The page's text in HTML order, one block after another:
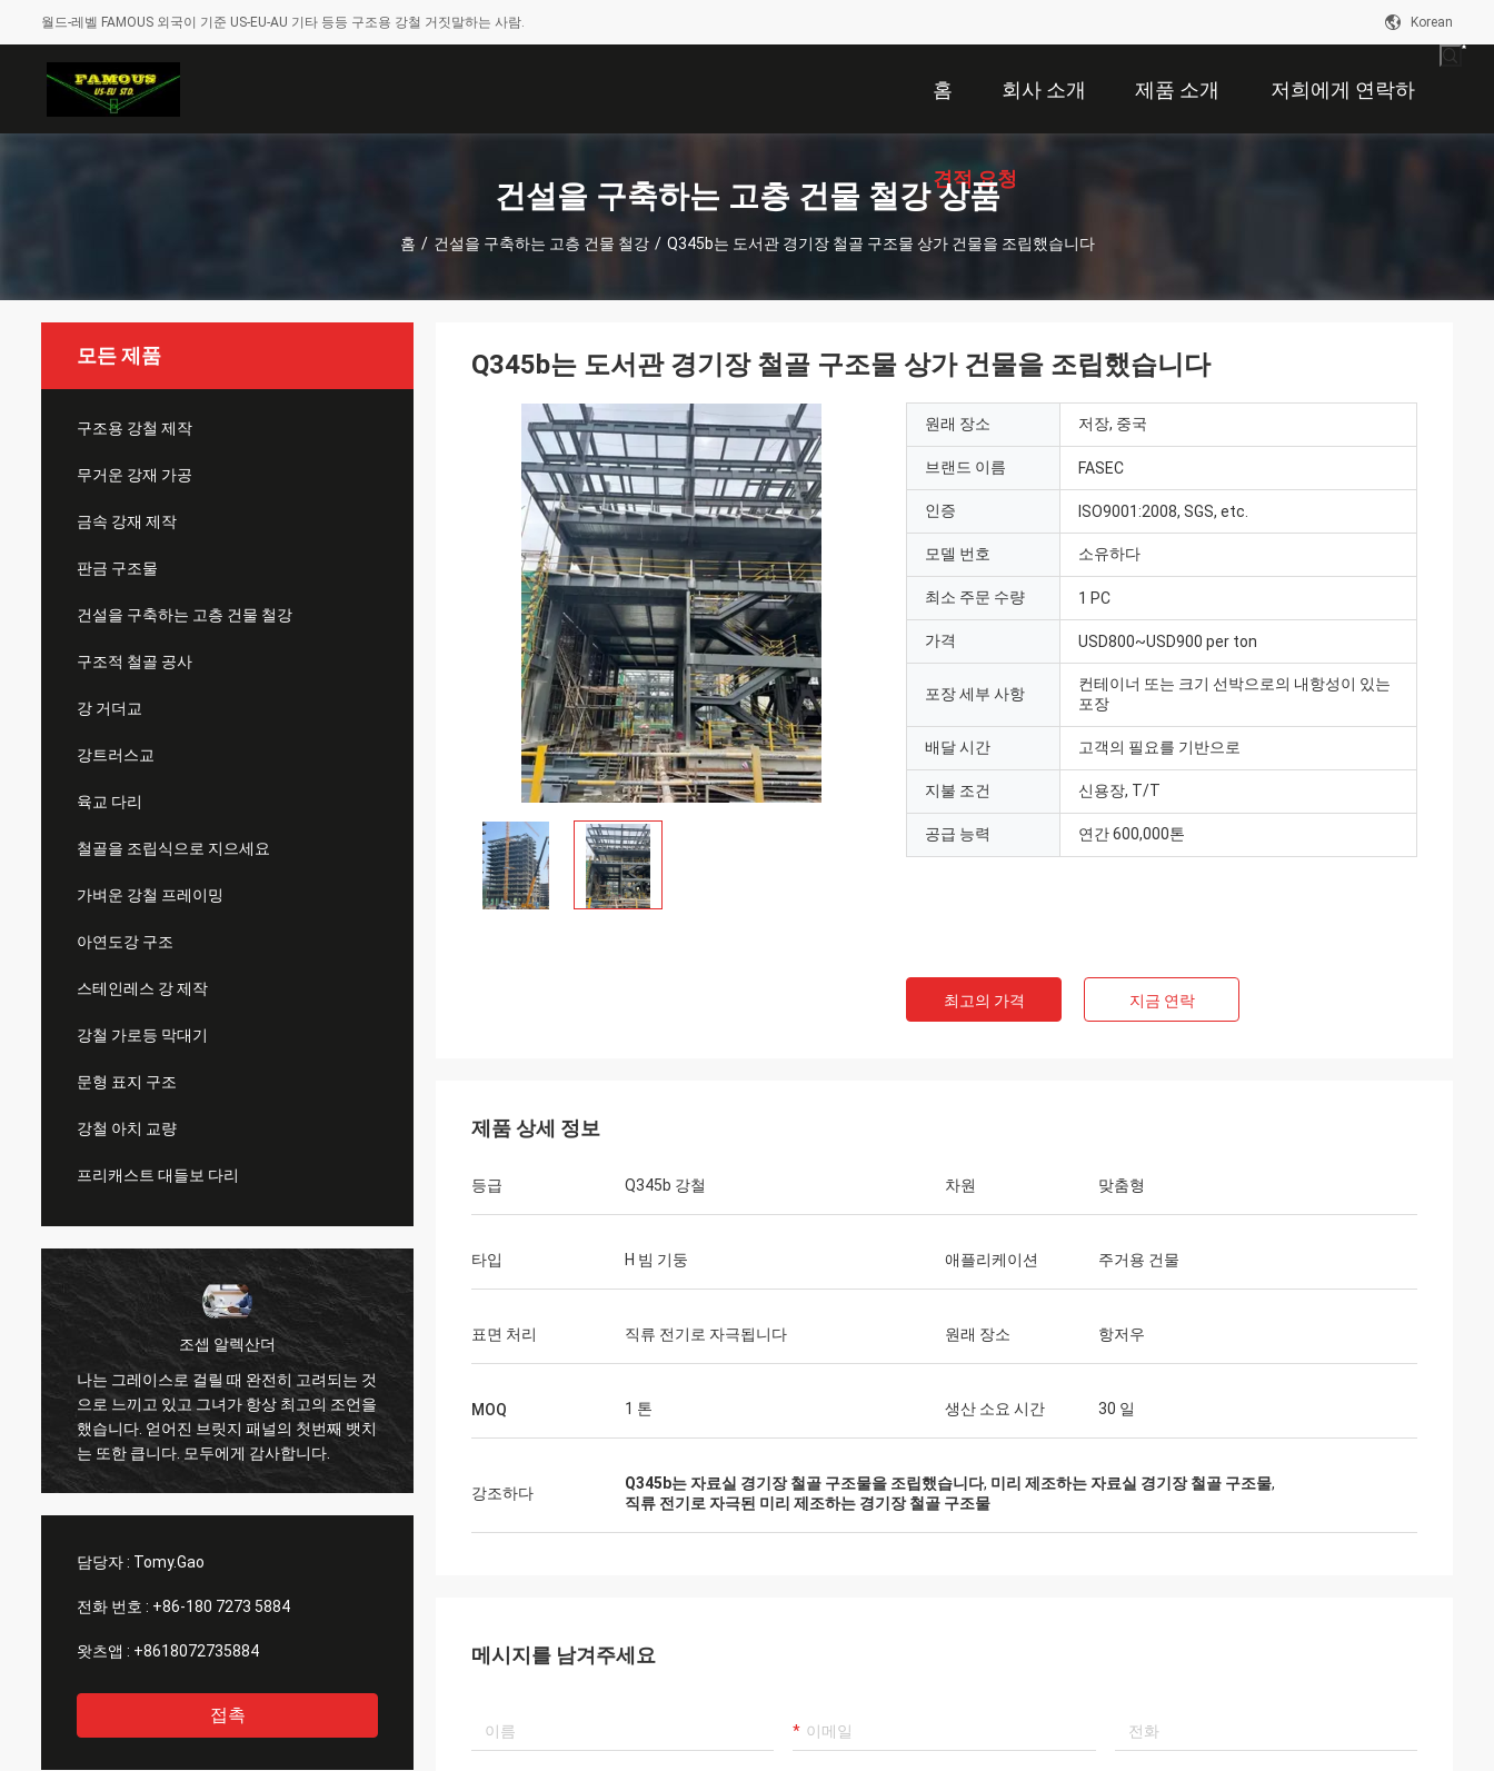
월드-레벨 FAMOUS 외국이 기준 US-EU-AU 기타 등등 구조용 강철 거짓말하는 사람. Korean
홈 회사 소개 제품 소개 저희에게 연락하
십시오
견적 요청
건설을 구축하는 고층 건물 철강 상품
홈 / 건설을 구축하는 고층 건물 철강 / Q345b는 도서관 경기장 철골 구조물 상가 건물을 조립했습니다
모든 제품
구조용 강철 제작
무거운 강재 가공
금속 강재 제작
판금 구조물
건설을 구축하는 고층 건물 철강
구조적 철골 공사
강 거더교
강트러스교
육교 다리
철골을 조립식으로 지으세요
가벼운 강철 프레이밍
아연도강 구조
스테인레스 강 제작
강철 가로등 막대기
문형 표지 구조
강철 아치 교량
프리캐스트 대들보 다리
조셉 알렉산더
나는 그레이스로 걸릴 때 완전히 고려되는 것
으로 느끼고 있고 그녀가 항상 최고의 조언을
했습니다. 얻어진 브릿지 패널의 첫번째 뱃치
는 또한 큽니다. 모두에게 감사합니다.
도날드 맥웨인
좋은 팀 구성원들은 항상 제시간에 예산과 인
담당자 : Tomy.Gao
전화 번호 : +86-180 7273 5884
왓츠앱 : +8618072735884
접촉
Q345b는 도서관 경기장 철골 구조물 상가 건물을 조립했습니다
원래 장소 저장, 중국
브랜드 이름 FASEC
인증 ISO9001:2008, SGS, etc.
모델 번호 소유하다
최소 주문 수량 1 PC
가격 USD800~USD900 per ton
포장 세부 사항
컨테이너 또는 크기 선박으로의 내항성이 있는
포장
배달 시간 고객의 필요를 기반으로
지불 조건 신용장, T/T
공급 능력 연간 600,000톤
최고의 가격 지금 연락
제품 상세 정보
등급 Q345b 강철 차원 맞춤형
타입 H 빔 기둥 애플리케이션 주거용 건물
표면 처리 직류 전기로 자극됩니다 원래 장소 항저우
MOQ 1 톤 생산 소요 시간 30 일
강조하다
Q345b는 자료실 경기장 철골 구조물을 조립했습니다, 미리 제조하는 자료실 경기장 철골 구조물,
직류 전기로 자극된 미리 제조하는 경기장 철골 구조물
메시지를 남겨주세요